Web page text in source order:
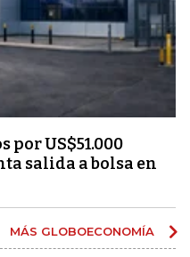
US$51.000
salida a bolsa en
MÁS GLOBOECONOMÍA